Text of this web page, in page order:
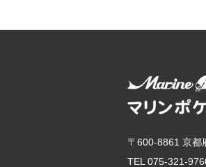
〒600-8861 京都
TEL 075-321-